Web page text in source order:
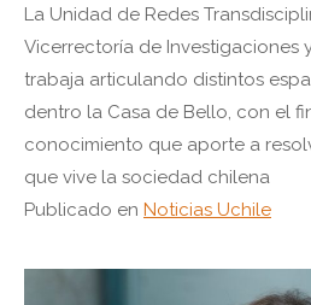
La Unidad de Redes
Vicerrectoría de Investigaciones
trabaja articulando distintos
dentro la Casa de Bello, con el
conocimiento que aporte a
que vive la sociedad chilena
Publicado en Noticias Uchile